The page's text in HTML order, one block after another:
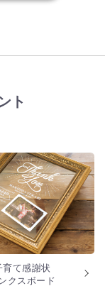
ト
育て感謝状
クスボード